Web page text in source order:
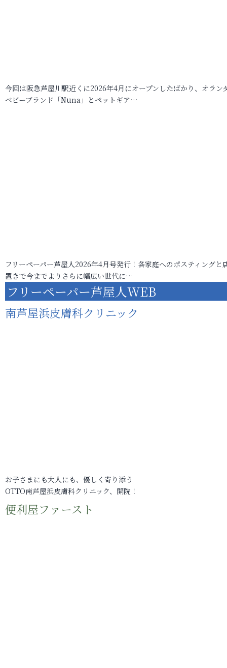
今回は阪急芦屋川駅近くに2026年4月にオープンしたばかり、オラン
ベビーブランド「Nuna」とペットギア…
フリーペーパー芦屋人2026年4月号発行！各家庭へのポスティングと
置きで今までよりさらに幅広い世代に…
フリーペーパー芦屋人WEB
南芦屋浜皮膚科クリニック
お子さまにも大人にも、優しく寄り添う
OTTO南芦屋浜皮膚科クリニック、開院！
便利屋ファースト